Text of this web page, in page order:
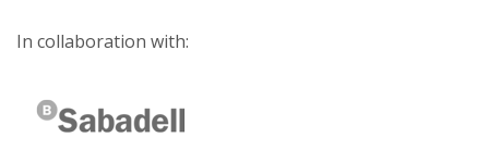
In collaboration with: